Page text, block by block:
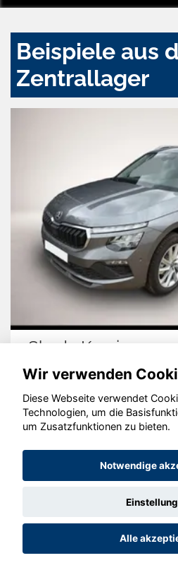
Beispiele aus
Zentrallager
Skoda Kamiq
© konjunkturmotor.de
Wir verwenden
Diese Webseite verwendet
Technologien, um die
um Zusatzfunktionen zu bieten.
Notwendige
Alle